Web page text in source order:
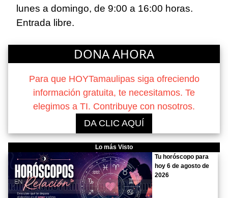
lunes a domingo, de 9:00 a 16:00 horas.
Entrada libre.
DONA AHORA
Para que HOYTamaulipas siga ofreciendo
información gratuita, te necesitamos. Te
elegimos a TI. Contribuye con nosotros.
DA CLIC AQUÍ
Lo más Visto
Tu horóscopo para
hoy 6 de agosto de
2026